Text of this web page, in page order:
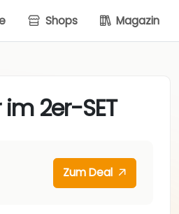
Shops Magazin
2er-SET
Zum Deal